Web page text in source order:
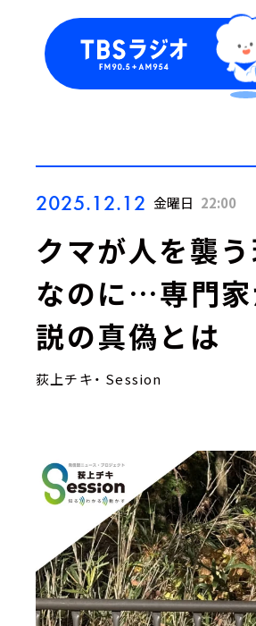
2025.12.12 金曜日 22:00
クマが人を襲う
なのに…専門家
説の真偽とは
荻上チキ・ Session